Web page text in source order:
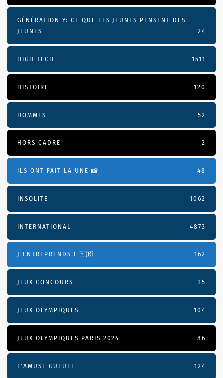
GÉNÉRATION Y: CE QUE LES JEUNES PENSENT DES
JEUNES
24
HIGH TECH 1511
HISTOIRE 120
HOMMES 52
HORS CADRE 2
ILS ONT FAIT LA UNE 📸 48
INSOLITE 1062
INTERNATIONAL 4873
J'ENTREPRENDS ! 🇫🇷 162
JEUX CONCOURS 35
JEUX OLYMPIQUES 104
JEUX OLYMPIQUES PARIS 2024 86
L'AMUSE GUEULE 124